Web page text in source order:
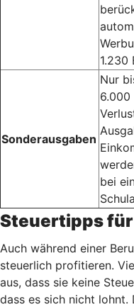
1.230
Sonderausgaben
Nur
6.000
bei
Steuertipps
Auch während einer
steuerlich profitieren.
aus, dass sie keine
dass es sich nicht lohnt.